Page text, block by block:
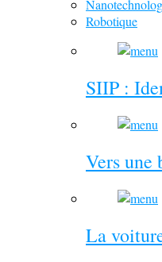
Robotique
SIIP :
Vers une
La